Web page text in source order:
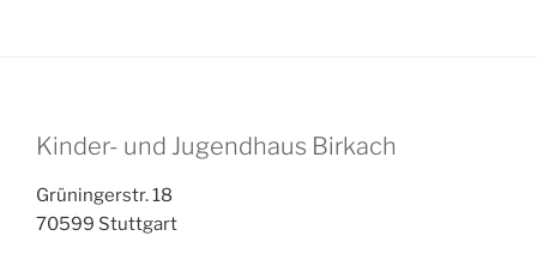
Kinder- und Jugendhaus Birkach
Grüningerstr. 18
70599 Stuttgart